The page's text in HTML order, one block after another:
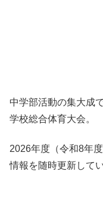
中学部活動の集大成
学校総合体育大会。
2026年度（令和8年
情報を随時更新して